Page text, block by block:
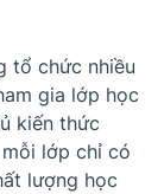
tổ chức nhiều
gia lớp học
kiến thức
lớp chỉ có
lượng học